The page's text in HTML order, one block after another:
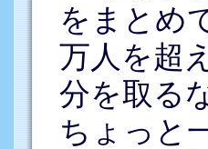
をまとめ
万人を超
分を取る
ちょっと